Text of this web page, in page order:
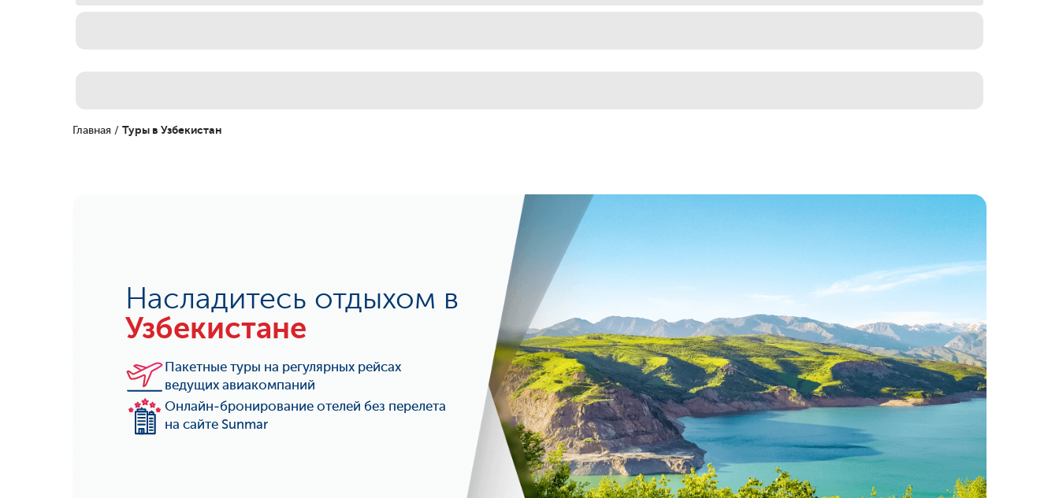
Главная / Туры в Узбекистан
Насладитесь отдыхом в
Узбекистане
Пакетные туры на регулярных рейсах
ведущих авиакомпаний
Онлайн-бронирование отелей без перелета
на сайте Sunmar